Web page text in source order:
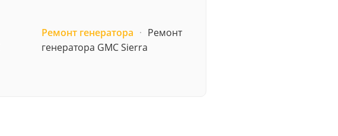
Ремонт генератора · Ремонт
генератора GMC Sierra